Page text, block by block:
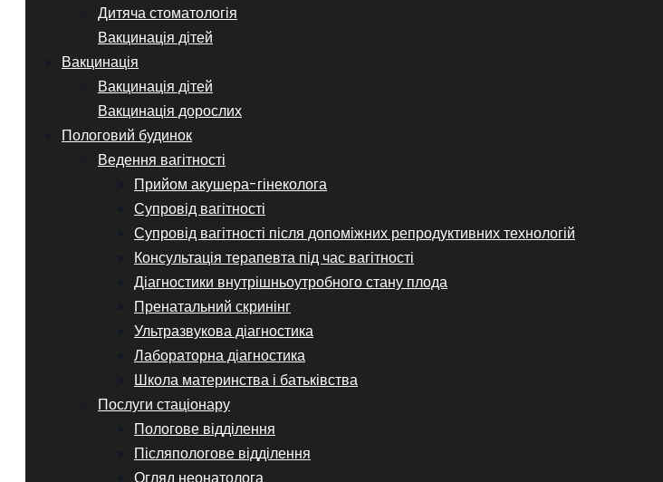
Дитяча стоматологія
Вакцинація дітей
Вакцинація
Вакцинація дітей
Вакцинація дорослих
Пологовий будинок
Ведення вагітності
Прийом акушера-гінеколога
Супровід вагітності
Супровід вагітності після допоміжних репродуктивних технологій
Консультація терапевта під час вагітності
Діагностики внутрішньоутробного стану плода
Пренатальний скринінг
Ультразвукова діагностика
Лабораторна діагностика
Школа материнства і батьківства
Послуги стаціонару
Пологове відділення
Післяпологове відділення